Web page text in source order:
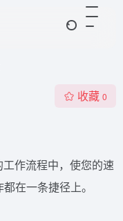
收藏 0
作流程中，使您的速
在一条捷径上。